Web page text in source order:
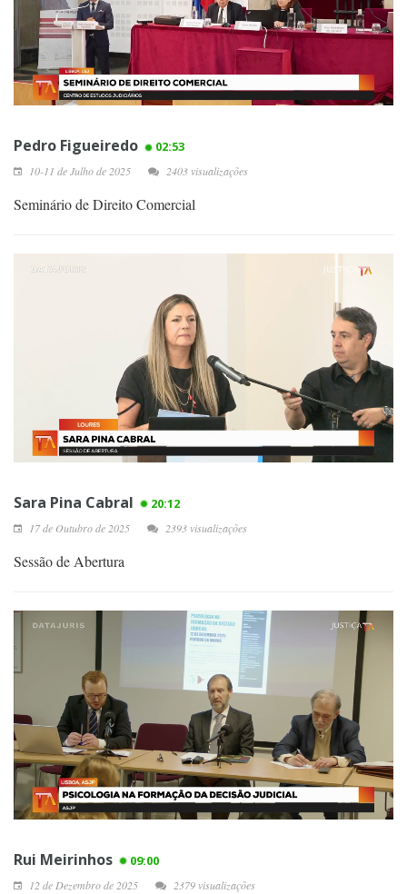
Pedro Figueiredo 02:53
10-11 de Julho de 2025 2403 visualizações
Seminário de Direito Comercial
Sara Pina Cabral 20:12
17 de Outubro de 2025 2393 visualizações
Sessão de Abertura
Rui Meirinhos 09:00
12 de Dezembro de 2025 2379 visualizações